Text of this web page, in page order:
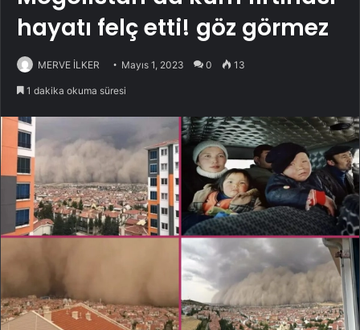
hayatı felç etti! göz görmez
MERVE İLKER Mayıs 1, 2023 0 13
1 dakika okuma süresi